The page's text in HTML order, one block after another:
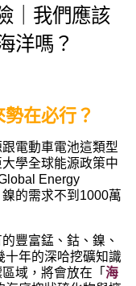
｜我們應該
洋嗎？
在必行？
電動車電池這類型
學全球能源政策中
Energy
的需求不到 1000萬
豐富錳、鈷、鎳、
十年的深哈挖礦知識
域，將會放在「 海